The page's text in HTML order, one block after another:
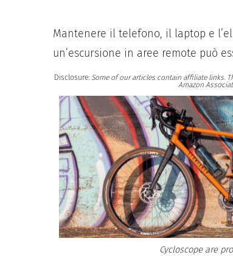
Mantenere il telefono, il laptop e
un’escursione in aree remote può
Disclosure: Some of our articles contain affiliate links.
Amazon
Cycloscope are